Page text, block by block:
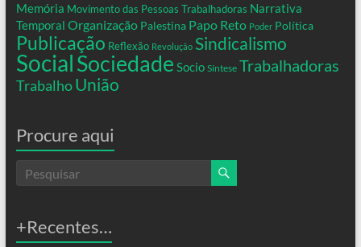
Memória Movimento das Pessoas Trabalhadoras Narrativa
Temporal Organização Palestina Papo Reto Poder Política
Publicação Reflexão Revolução Sindicalismo
SocialSociedade Socio Síntese Trabalhadoras
Trabalho União
Procure aqui
+Recentes…